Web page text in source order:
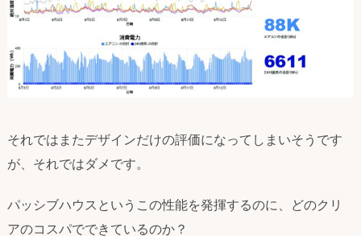
それではまたデザインだけの評価になってしまいそうです
が、それではダメです。
パッシブハウスというこの性能を発揮するのに、どのクリ
アのコスパでできているのか？